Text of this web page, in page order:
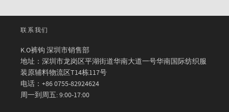
联系我们
K.O裤钩 深圳市销售部
地址：深圳市龙岗区平湖街道华南大道一号华南国际纺织服
装原辅料物流区T14栋117号
电话：+86 0755-82924624
周一到周五: 9:00-17:00